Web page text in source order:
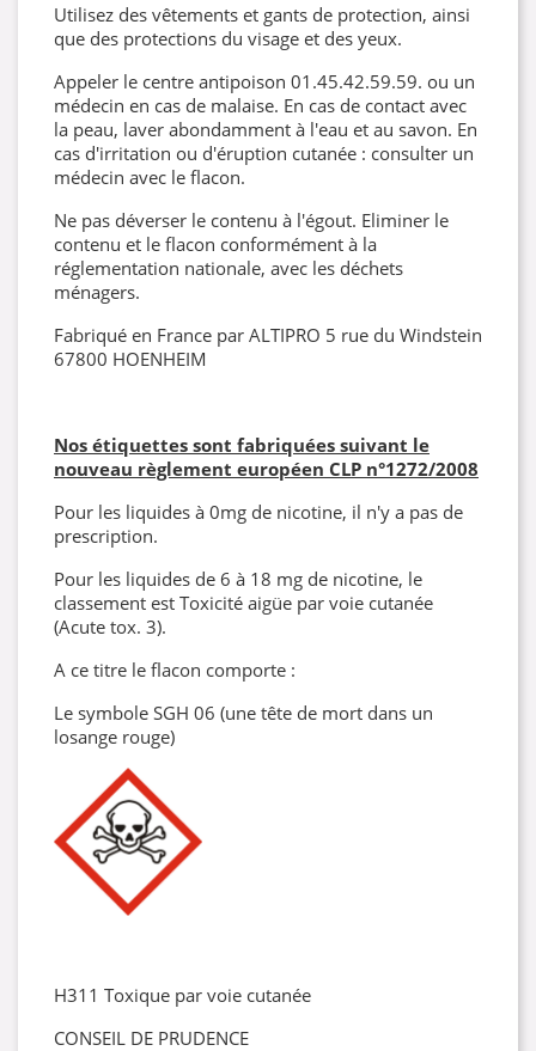
Utilisez des vêtements et gants de protection, ainsi
que des protections du visage et des yeux.
Appeler le centre antipoison 01.45.42.59.59. ou un
médecin en cas de malaise. En cas de contact avec
la peau, laver abondamment à l'eau et au savon. En
cas d'irritation ou d'éruption cutanée : consulter un
médecin avec le flacon.
Ne pas déverser le contenu à l'égout. Eliminer le
contenu et le flacon conformément à la
réglementation nationale, avec les déchets
ménagers.
Fabriqué en France par ALTIPRO 5 rue du Windstein
67800 HOENHEIM
Nos étiquettes sont fabriquées suivant le
nouveau règlement européen CLP n°1272/2008
Pour les liquides à 0mg de nicotine, il n'y a pas de
prescription.
Pour les liquides de 6 à 18 mg de nicotine, le
classement est Toxicité aigüe par voie cutanée
(Acute tox. 3).
A ce titre le flacon comporte :
Le symbole SGH 06 (une tête de mort dans un
losange rouge)
H311 Toxique par voie cutanée
CONSEIL DE PRUDENCE